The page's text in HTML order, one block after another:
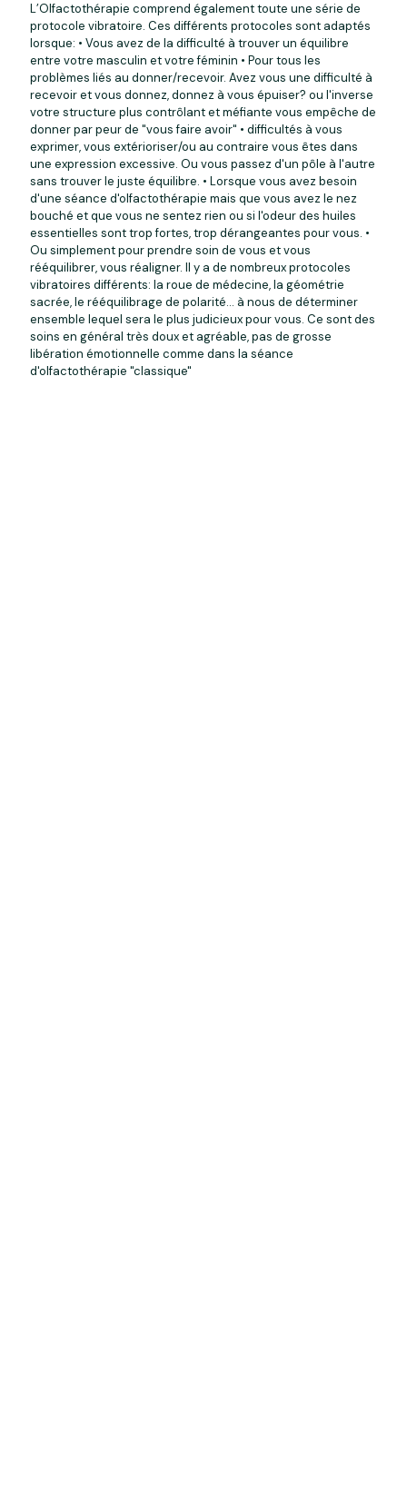
L’Olfactothérapie comprend également toute une série de
protocole vibratoire. Ces différents protocoles sont adaptés
lorsque: • Vous avez de la difficulté à trouver un équilibre
entre votre masculin et votre féminin • Pour tous les
problèmes liés au donner/recevoir. Avez vous une difficulté à
recevoir et vous donnez, donnez à vous épuiser? ou l'inverse
votre structure plus contrôlant et méfiante vous empêche de
donner par peur de "vous faire avoir" • difficultés à vous
exprimer, vous extérioriser/ou au contraire vous êtes dans
une expression excessive. Ou vous passez d'un pôle à l'autre
sans trouver le juste équilibre. • Lorsque vous avez besoin
d'une séance d'olfactothérapie mais que vous avez le nez
bouché et que vous ne sentez rien ou si l'odeur des huiles
essentielles sont trop fortes, trop dérangeantes pour vous. •
Ou simplement pour prendre soin de vous et vous
rééquilibrer, vous réaligner. Il y a de nombreux protocoles
vibratoires différents: la roue de médecine, la géométrie
sacrée, le rééquilibrage de polarité... à nous de déterminer
ensemble lequel sera le plus judicieux pour vous. Ce sont des
soins en général très doux et agréable, pas de grosse
libération émotionnelle comme dans la séance
d'olfactothérapie "classique"